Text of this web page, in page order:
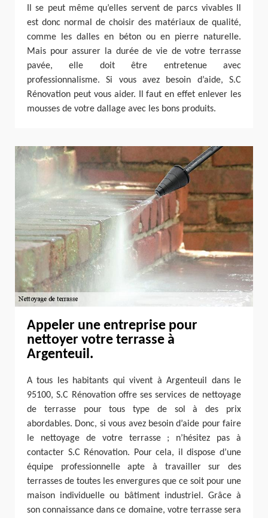
Il se peut même qu’elles servent de parcs vivables Il
est donc normal de choisir des matériaux de qualité,
comme les dalles en béton ou en pierre naturelle.
Mais pour assurer la durée de vie de votre terrasse
pavée, elle doit être entretenue avec
professionnalisme. Si vous avez besoin d’aide, S.C
Rénovation peut vous aider. Il faut en effet enlever les
mousses de votre dallage avec les bons produits.
Appeler une entreprise pour
nettoyer votre terrasse à
Argenteuil.
A tous les habitants qui vivent à Argenteuil dans le
95100, S.C Rénovation offre ses services de nettoyage
de terrasse pour tous type de sol à des prix
abordables. Donc, si vous avez besoin d’aide pour faire
le nettoyage de votre terrasse ; n’hésitez pas à
contacter S.C Rénovation. Pour cela, il dispose d’une
équipe professionnelle apte à travailler sur des
terrasses de toutes les envergures que ce soit pour une
maison individuelle ou bâtiment industriel. Grâce à
son connaissance dans ce domaine, votre terrasse sera